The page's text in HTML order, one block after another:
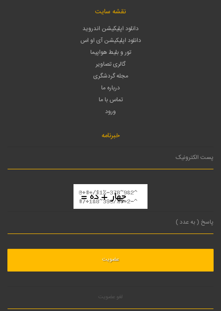
نقشه سایت
دانلود اپلیکیشن اندروید
دانلود اپلیکیشن آی او اس
تور و بلیط هواپیما
گالری تصاویر
مجله گردشگری
درباره ما
تماس با ما
ورود
خبرنامه
لغو عضویت